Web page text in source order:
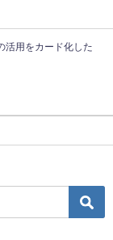
活用をカード化した